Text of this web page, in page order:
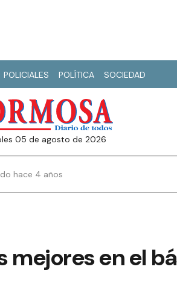
POLICIALES POLÍTICA SOCIEDAD
05 de agosto de 2026
hace 4 años
mejores en el